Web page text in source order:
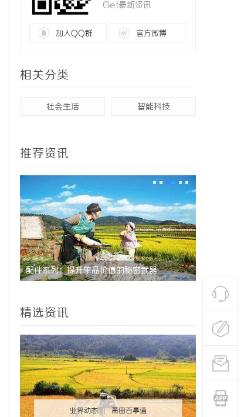
Get最新资讯
加入QQ群 官方微博
相关分类
社会生活 智能科技
推荐资讯
配件系列：提升单品价值的秘密武器
境维权中
精选资讯
业界动态 | 莆田百事通